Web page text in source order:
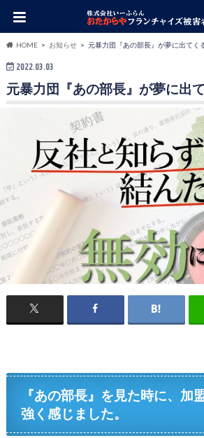
HOME お知らせ 元暴力団『あの部長』が夢に出てく
2022.03.03
元暴力団『あの部長』が夢に出
『あの部長』を見た時に、加
強く感じました。